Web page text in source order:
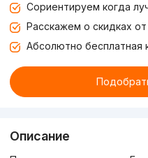
Сориентируем когда
Расскажем о скидках
Абсолютно бесплатная
Описание